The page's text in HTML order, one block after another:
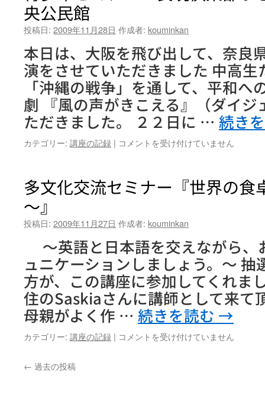
央公民館
投稿日: 2009年11月28日 作成者: kouminkan
本日は、大阪を飛び出して、奈良
演をさせていただきました 中高
「沖縄の戦争」を通して、平和へ
劇 『風の声がきこえる』（ダイジ
ただきました。 ２２日に … 続き
カテゴリー: 講座の記録 | 青
ミ
「表
倶
楽
部
う
ど
ぃ」
@
駒
コメントを受け付けていません
多文化交流セミナー『世界の食
～』
投稿日: 2009年11月27日 作成者: kouminkan
～英語と日本語を交えながら、
ュニケーションしましょう。～
方が、この講座に参加してくれま
住のSaskiaさんに講師として来て
母親がよく作 … 続きを読む →
カテゴリー: 講座の記録 | 多
コメントを受け付けていません
← 過去の投稿